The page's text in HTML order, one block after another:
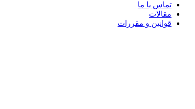
تماس با ما
مقالات
قوانین و مقررات